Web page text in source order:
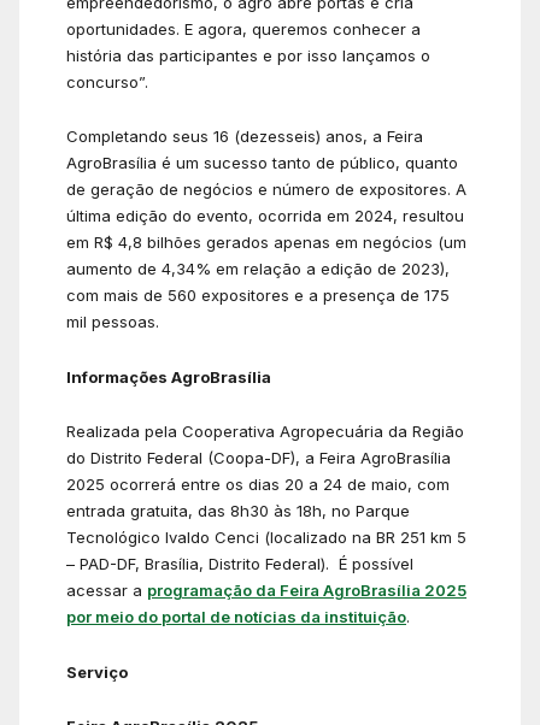
oportunidades. E agora, queremos conhecer a
história das participantes e por isso lançamos o
concurso”.
Completando seus 16 (dezesseis) anos, a Feira
AgroBrasília é um sucesso tanto de público, quanto
de geração de negócios e número de expositores. A
última edição do evento, ocorrida em 2024, resultou
em R$ 4,8 bilhões gerados apenas em negócios (um
aumento de 4,34% em relação a edição de 2023),
com mais de 560 expositores e a presença de 175
mil pessoas.
Informações AgroBrasília
Realizada pela Cooperativa Agropecuária da Região
do Distrito Federal (Coopa-DF), a Feira AgroBrasília
2025 ocorrerá entre os dias 20 a 24 de maio, com
entrada gratuita, das 8h30 às 18h, no Parque
Tecnológico Ivaldo Cenci (localizado na BR 251 km 5
– PAD-DF, Brasília, Distrito Federal). É possível
acessar a programação da Feira AgroBrasília 2025
por meio do portal de notícias da instituição.
Serviço